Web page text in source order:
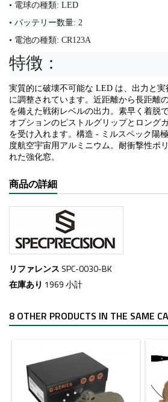
• 電球の種類: LED
• バッテリー数量: 2
• 電池の種類: CR123A
特徴：
実質的に破壊不可能な LED は、出力と実
に調整されています。近距離から長距離
を備えた戦術レベルの出力。素早く着脱
オプションのピストルグリップとロング
を受け入れます。構造 - ミルスペック陽
度航空宇宙用アルミニウム。耐衝撃性ポ
れた強化窓。
商品の詳細
リファレンス SPC-0030-BK
在庫あり 1969 小計
8 OTHER PRODUCTS IN THE SAME